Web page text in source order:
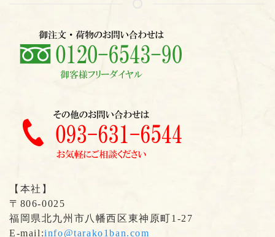
【本社】
〒806-0025
福岡県北九州市八幡西区東神原町1-27
E-mail:info@tarako1ban.com